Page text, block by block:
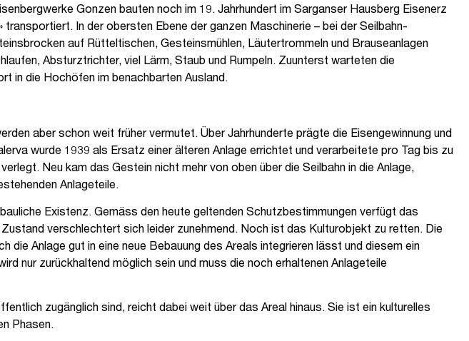
Gonzen bauten noch im 19. Jahrhundert im Sarganser Hausberg Eisenerz
In der obersten Ebene der ganzen Maschinerie – bei der Seilbahn-
auf Rütteltischen, Gesteinsmühlen, Läutertrommeln und Brauseanlagen
Absturztrichter, viel Lärm, Staub und Rumpeln. Zuunterst warteten die
in die Hochöfen im benachbarten Ausland.
aber schon weit früher vermutet. Über Jahrhunderte prägte die Eisengewinnung und
wurde 1939 als Ersatz einer älteren Anlage errichtet und verarbeitete pro Tag bis zu
Neu kam das Gestein nicht mehr von oben über die Seilbahn in die Anlage,
Anlageteile.
Existenz. Gemäss den heute geltenden Schutzbestimmungen verfügt das
verschlechtert sich leider zunehmend. Noch ist das Kulturobjekt zu retten. Die
Anlage gut in eine neue Bebauung des Areals integrieren lässt und diesem ein
nur zurückhaltend möglich sein und muss die noch erhaltenen Anlageteile
zugänglich sind, reicht dabei weit über das Areal hinaus. Sie ist ein kulturelles
Phasen.